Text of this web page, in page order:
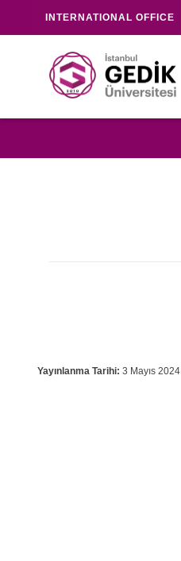
INTERNATIONAL OFFICE
Yayınlanma Tarihi: 3 Mayıs 2024